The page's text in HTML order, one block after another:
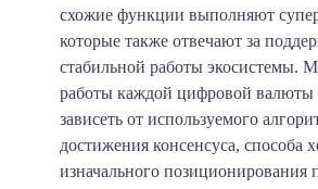
схожие функции выполняют
которые также отвечают за
стабильной работы экосистемы.
работы каждой цифровой валюты
зависеть от используемого
достижения консенсуса, способа
изначального позиционирования